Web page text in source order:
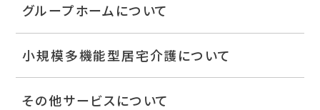
グループホームについて
小規模多機能型居宅介護について
その他サービスについて